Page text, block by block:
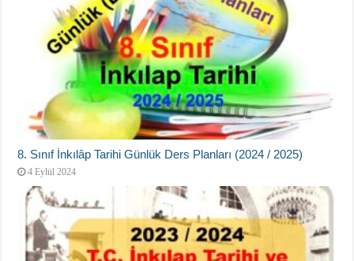
8. Sınıf İnkılâp Tarihi Günlük Ders Planları (2024 / 2025)
4 Eylül 2024